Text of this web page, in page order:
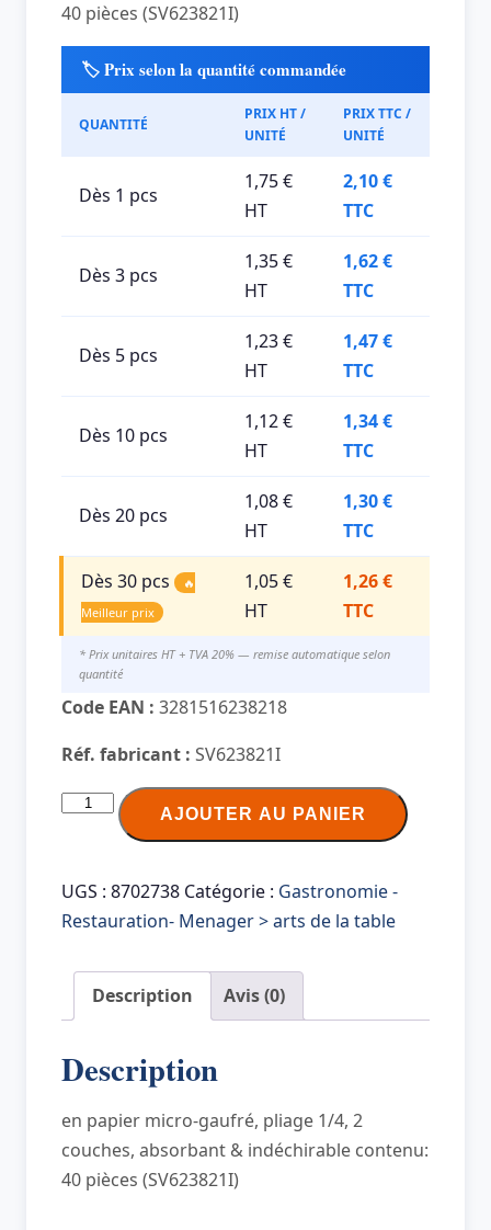
40 pièces (SV623821I)
🏷️ Prix selon la quantité commandée
QUANTITÉ
PRIX HT /
UNITÉ
PRIX TTC /
UNITÉ
Dès 1 pcs
1,75 €
HT
2,10 €
TTC
Dès 3 pcs
1,35 €
HT
1,62 €
TTC
Dès 5 pcs
1,23 €
HT
1,47 €
TTC
Dès 10 pcs
1,12 €
HT
1,34 €
TTC
Dès 20 pcs
1,08 €
HT
1,30 €
TTC
Dès 30 pcs
🔥
Meilleur prix
1,05 €
HT
1,26 €
TTC
* Prix unitaires HT + TVA 20% — remise automatique selon
quantité
Code EAN : 3281516238218
Réf. fabricant : SV623821I
quantité
Serviette
de
jetable,
380
noir
AJOUTER AU PANIER
UGS : 8702738 Catégorie : Gastronomie -
Restauration- Menager > arts de la table
Description Avis (0)
Description
en papier micro-gaufré, pliage 1/4, 2
couches, absorbant & indéchirable contenu:
40 pièces (SV623821I)